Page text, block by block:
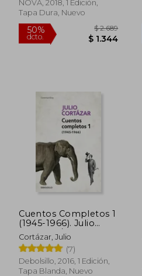
NOVA, 2018, 1 Edición,
Tapa Dura, Nuevo
50%
dcto. $ 1.344
Cuentos Completos 1
(1945-1966). Julio
Cortázar / Complete
Short Stories, Book 1,
(1945-1966) Julio
Cortazar
Cortázar, Julio
(7)
Debolsillo, 2016, 1 Edición,
Tapa Blanda, Nuevo